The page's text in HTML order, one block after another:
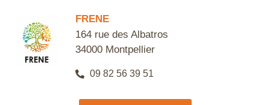
FRENE
164 rue des Albatros
34000 Montpellier
09 82 56 39 51